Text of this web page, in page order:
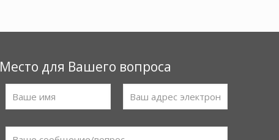
Место для Вашего вопроса